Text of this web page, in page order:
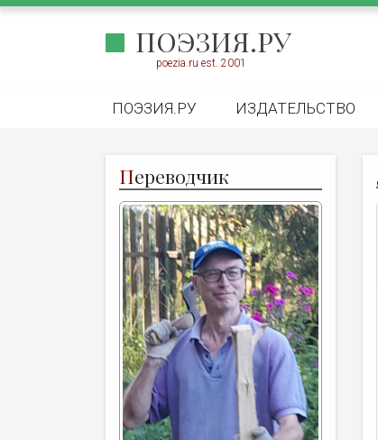
ПОЭЗИЯ.РУ
poezia.ru est. 2001
ПОЭЗИЯ.РУ ИЗДАТЕЛЬСТВО
Переводчик